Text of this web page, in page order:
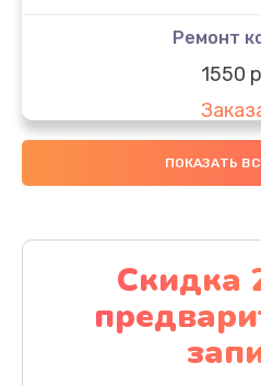
Ремонт
1550
Ремонт
1200
ПОКАЗАТЬ
Скидка